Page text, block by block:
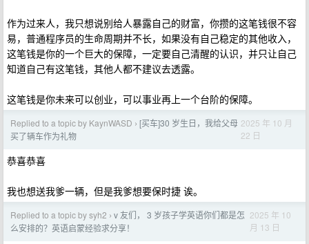
作为过来人，我只想说别给人暴露自己的财富，你攒的这笔钱很不容
易，普通程序员的生命周期并不长，如果没有自己稳定的其他收入，
这笔钱是你的一个巨大的保障，一定要自己清醒的认识，并只让自己
知道自己有这笔钱，其他人都不建议去透露。
这笔钱是你未来可以创业，可以事业再上一个台阶的保障。
Replied to a topic by KaynWASD › [买车]30 岁生日，我给父母
买了辆车作为礼物
2025 年 10 月
22 日
恭喜恭喜
我也想送我爹一辆，但是我爹想要保时捷 诶。
Replied to a topic by syh2 › v 友们， 3 岁孩子学英语你们都是怎
么安排的？英语启蒙经验求分享！
2025 年 10
月 13 日